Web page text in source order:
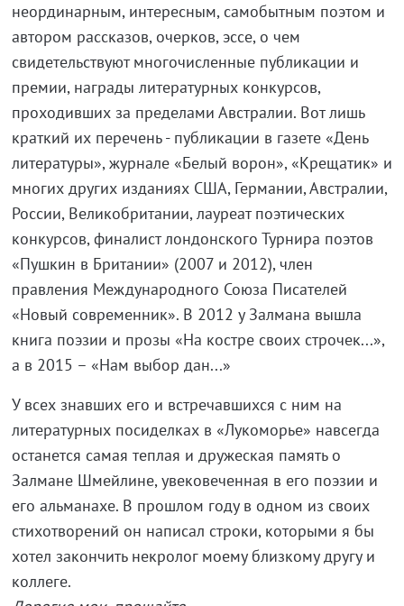
неординарным, интересным, самобытным поэтом и
автором рассказов, очерков, эссе, о чем
свидетельствуют многочисленные публикации и
премии, награды литературных конкурсов,
проходивших за пределами Австралии. Вот лишь
краткий их перечень - публикации в газете «День
литературы», журнале «Белый ворон», «Крещатик» и
многих других изданиях США, Германии, Австралии,
России, Великобритании, лауреат поэтических
конкурсов, финалист лондонского Турнира поэтов
«Пушкин в Британии» (2007 и 2012), член
правления Международного Союза Писателей
«Новый современник». В 2012 у Залмана вышла
книга поэзии и прозы «На костре своих строчек...»,
а в 2015 – «Нам выбор дан...»
У всех знавших его и встречавшихся с ним на
литературных посиделках в «Лукоморье» навсегда
останется самая теплая и дружеская память о
Залмане Шмейлине, увековеченная в его поэзии и
его альманахе. В прошлом году в одном из своих
стихотворений он написал строки, которыми я бы
хотел закончить некролог моему близкому другу и
коллеге.